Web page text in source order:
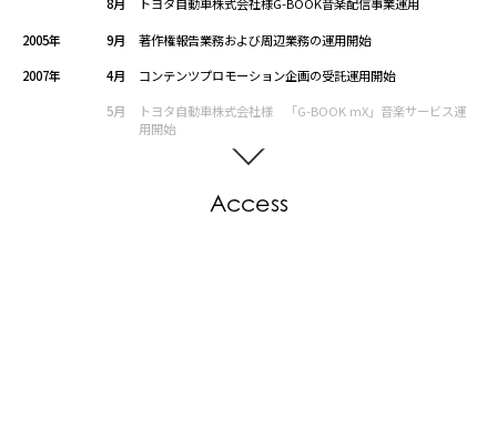
8月 トヨタ自動車株式会社様G-BOOK音楽配信事業運用
2005年 9月 著作権報告業務および周辺業務の運用開始
2007年 4月 コンテンツプロモーション企画の受託運用開始
5月
トヨタ自動車株式会社様 「G-BOOK mX」音楽サービス運
用開始
Access